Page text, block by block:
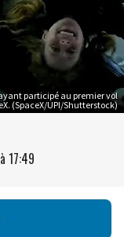
participé au premier vol
(SpaceX/UPI/Shutterstock)
à 17:49